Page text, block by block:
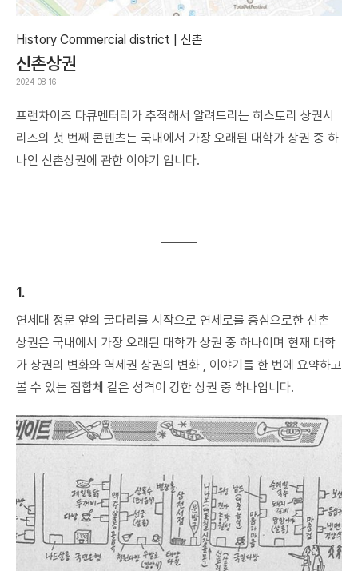
로그인
History Commercial district | 신촌
신촌상권
2024-08-16
프랜차이즈 다큐멘터리가 추적해서 알려드리는 히스토리 상권시
리즈의 첫 번째 콘텐츠는 국내에서 가장 오래된 대학가 상권 중 하
나인 신촌상권에 관한 이야기 입니다.
1.
연세대 정문 앞의 굴다리를 시작으로 연세로를 중심으로한 신촌
상권은 국내에서 가장 오래된 대학가 상권 중 하나이며 현재 대학
가 상권의 변화와 역세권 상권의 변화 , 이야기를 한 번에 요약하고
볼 수 있는 집합체 같은 성격이 강한 상권 중 하나입니다.